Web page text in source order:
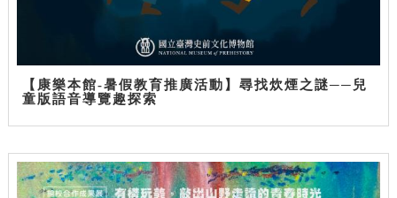
【康樂本館-暑假教育推廣活動】尋找炊煙之謎──兒
童版語音導覽趣探索